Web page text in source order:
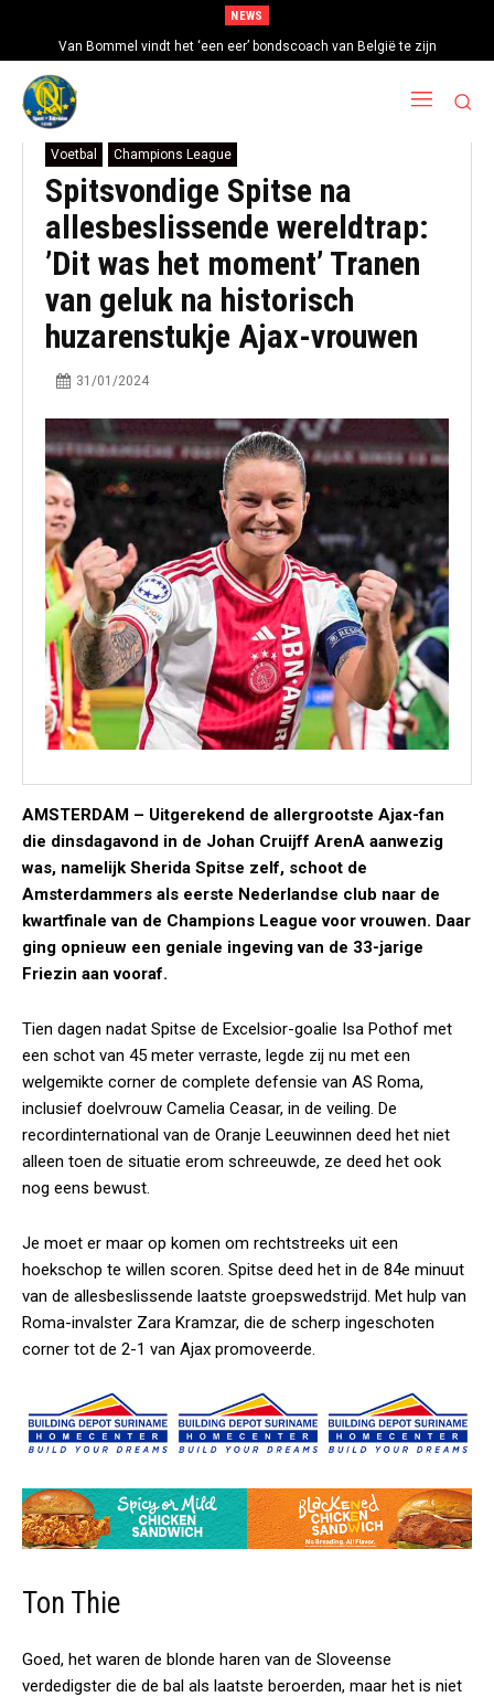
NEWS
Van Bommel vindt het ‘een eer’ bondscoach van België te zijn
Voetbal Champions League
Spitsvondige Spitse na
allesbeslissende wereldtrap:
’Dit was het moment’ Tranen
van geluk na historisch
huzarenstukje Ajax-vrouwen
31/01/2024
AMSTERDAM – Uitgerekend de allergrootste Ajax-fan
die dinsdagavond in de Johan Cruijff ArenA aanwezig
was, namelijk Sherida Spitse zelf, schoot de
Amsterdammers als eerste Nederlandse club naar de
kwartfinale van de Champions League voor vrouwen. Daar
ging opnieuw een geniale ingeving van de 33-jarige
Friezin aan vooraf.
Tien dagen nadat Spitse de Excelsior-goalie Isa Pothof met
een schot van 45 meter verraste, legde zij nu met een
welgemikte corner de complete defensie van AS Roma,
inclusief doelvrouw Camelia Ceasar, in de veiling. De
recordinternational van de Oranje Leeuwinnen deed het niet
alleen toen de situatie erom schreeuwde, ze deed het ook
nog eens bewust.
Je moet er maar op komen om rechtstreeks uit een
hoekschop te willen scoren. Spitse deed het in de 84e minuut
van de allesbeslissende laatste groepswedstrijd. Met hulp van
Roma-invalster Zara Kramzar, die de scherp ingeschoten
corner tot de 2-1 van Ajax promoveerde.
Ton Thie
Goed, het waren de blonde haren van de Sloveense
verdedigster die de bal als laatste beroerden, maar het is niet